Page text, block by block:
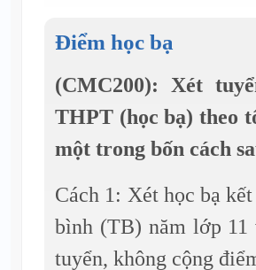
Điểm học bạ
(CMC200): Xét
THPT (học bạ) theo
một trong bốn cách
Cách 1: Xét học bạ
bình (TB) năm lớp
tuyển, không cộng